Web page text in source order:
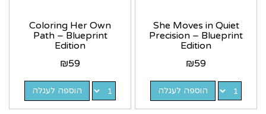
She Moves in Quiet
Precision – Blueprint
Edition
₪59
הוספה לעגלה
Coloring Her Own
Path – Blueprint
Edition
₪59
הוספה לעגלה